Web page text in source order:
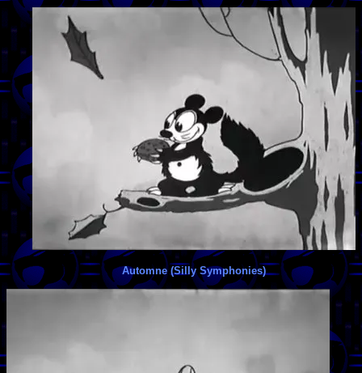
Automne (Silly Symphonies)